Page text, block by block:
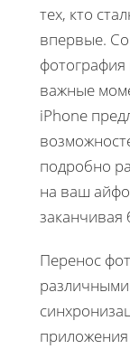
тех, кто
впервые.
фотография
важные
iPhone
подробно
на ваш
Перенос